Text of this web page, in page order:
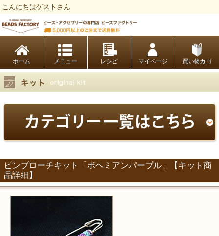
こんにちはゲストさん
ホーム レシピ マイページ 買い物カゴ
ピンブローチキット「ボヘミアンパープル」【キット商
品詳細】